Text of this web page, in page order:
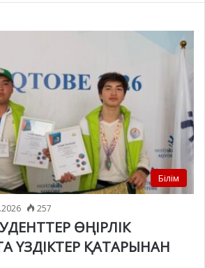
Білім
257
ӨҢІРЛІК
ҮЗДІКТЕР ҚАТАРЫНАН